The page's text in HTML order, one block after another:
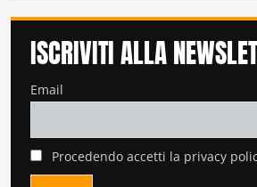
ISCRIVITI ALLA
Email
Procedendo accetti la privacy